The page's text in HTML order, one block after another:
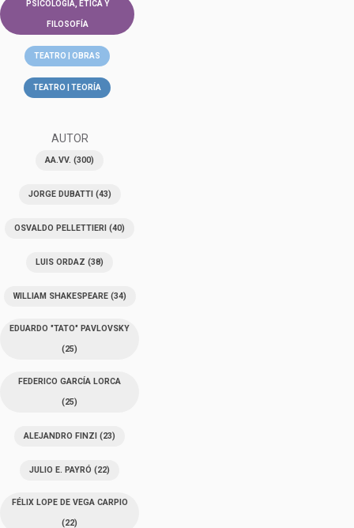
PSICOLOGÍA, ÉTICA Y
FILOSOFÍA
TEATRO | OBRAS
TEATRO | TEORÍA
AUTOR
AA.VV. (300)
JORGE DUBATTI(43)
OSVALDO PELLETTIERI (40)
LUIS ORDAZ (38)
WILLIAM SHAKESPEARE(34)
EDUARDO "TATO" PAVLOVSKY
(25)
FEDERICO GARCÍA LORCA
(25)
ALEJANDRO FINZI (23)
JULIO E. PAYRÓ (22)
FÉLIX LOPE DE VEGA CARPIO
(22)